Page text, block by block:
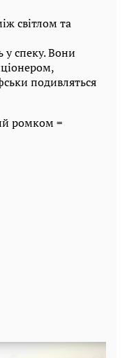
світлом та
у спеку. Вони
подивляться
ромком =